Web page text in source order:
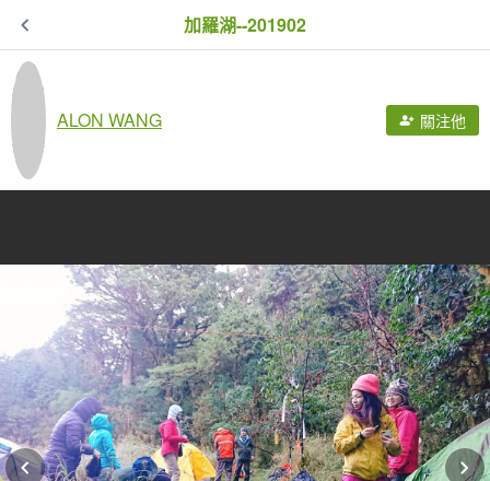
加羅湖--201902
ALON WANG 關注他